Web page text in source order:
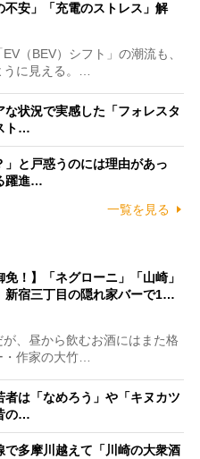
不安」「充電のストレス」解
（BEV）シフト」の潮流も、
に見える。…
な状況で実感した「フォレスタ
ト…
と戸惑うのには理由があっ
躍進…
一覧を見る
免！】「ネグローニ」「山崎」
新宿三丁目の隠れ家バーで1…
、昼から飲むお酒にはまた格
作家の大竹…
者は「なめろう」や「キヌカツ
の…
で多摩川越えて「川崎の大衆酒